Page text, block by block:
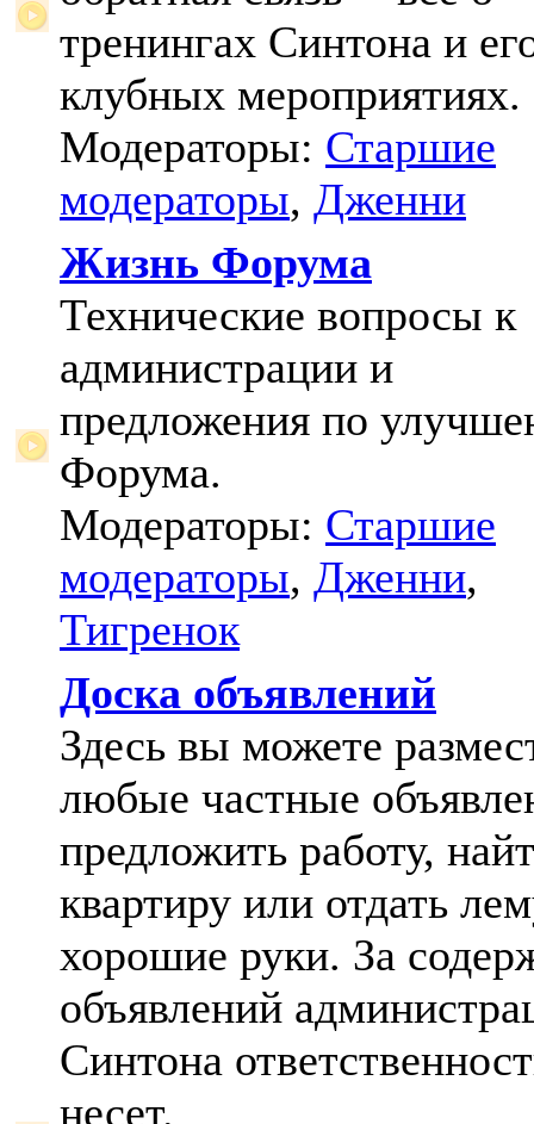
тренингах Синтона и
клубных мероприятиях.
Модераторы: Старшие
модераторы, Дженни
Жизнь Форума
Технические вопросы к
администрации и
предложения по
Форума.
Модераторы: Старшие
модераторы, Дженни,
Тигренок
Доска объявлений
Здесь вы можете
любые частные
предложить работу,
квартиру или отдать
хорошие руки. За
объявлений
Синтона
несет.